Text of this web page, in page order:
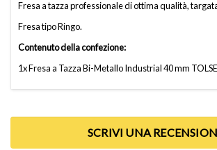
Fresa a tazza professionale di ottima qualità,
Fresa tipo Ringo.
Contenuto della confezione:
1x Fresa a Tazza Bi-Metallo Industrial 40 mm